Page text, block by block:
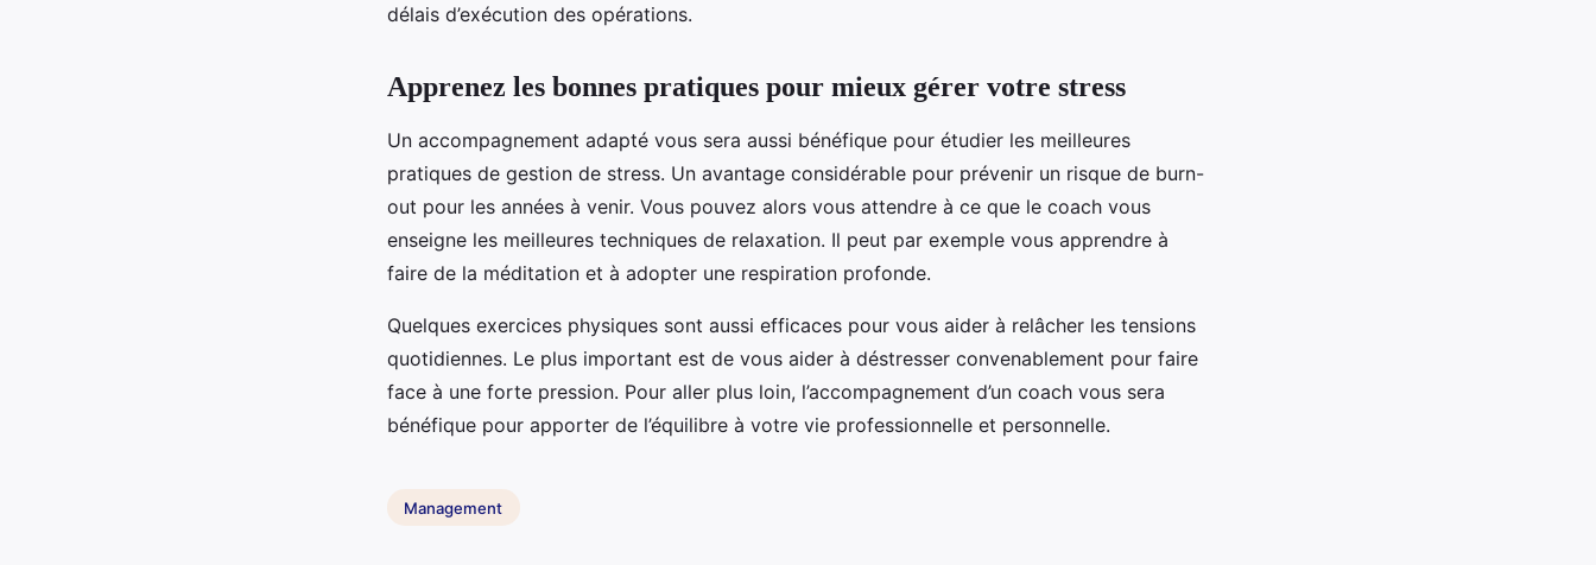
délais d’exécution des opérations.
Apprenez les bonnes pratiques pour mieux gérer votre stress
Un accompagnement adapté vous sera aussi bénéfique pour étudier les meilleures
pratiques de gestion de stress. Un avantage considérable pour prévenir un risque de burn-
out pour les années à venir. Vous pouvez alors vous attendre à ce que le coach vous
enseigne les meilleures techniques de relaxation. Il peut par exemple vous apprendre à
faire de la méditation et à adopter une respiration profonde.
Quelques exercices physiques sont aussi efficaces pour vous aider à relâcher les tensions
quotidiennes. Le plus important est de vous aider à déstresser convenablement pour faire
face à une forte pression. Pour aller plus loin, l’accompagnement d’un coach vous sera
bénéfique pour apporter de l’équilibre à votre vie professionnelle et personnelle.
Management